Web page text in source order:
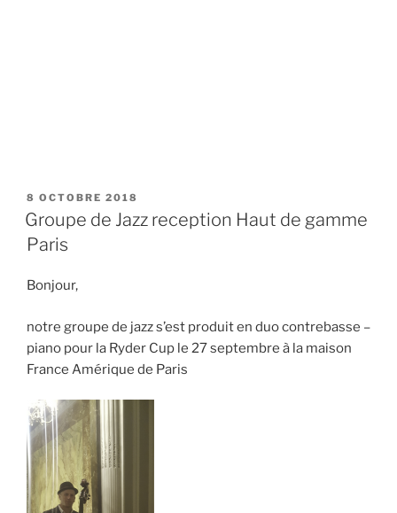
PUBLIÉ
LE
8 OCTOBRE 2018
Groupe de Jazz reception Haut de gamme
Paris
Bonjour,
notre groupe de jazz s’est produit en duo contrebasse –
piano pour la Ryder Cup le 27 septembre à la maison
France Amérique de Paris